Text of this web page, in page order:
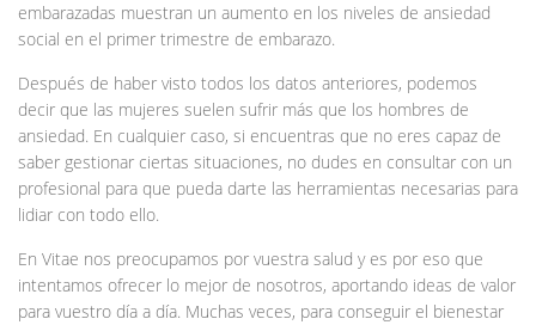
embarazadas muestran un aumento en los niveles de ansiedad
social en el primer trimestre de embarazo.
Después de haber visto todos los datos anteriores, podemos
decir que las mujeres suelen sufrir más que los hombres de
ansiedad. En cualquier caso, si encuentras que no eres capaz de
saber gestionar ciertas situaciones, no dudes en consultar con un
profesional para que pueda darte las herramientas necesarias para
lidiar con todo ello.
En Vitae nos preocupamos por vuestra salud y es por eso que
intentamos ofrecer lo mejor de nosotros, aportando ideas de valor
para vuestro día a día. Muchas veces, para conseguir el bienestar